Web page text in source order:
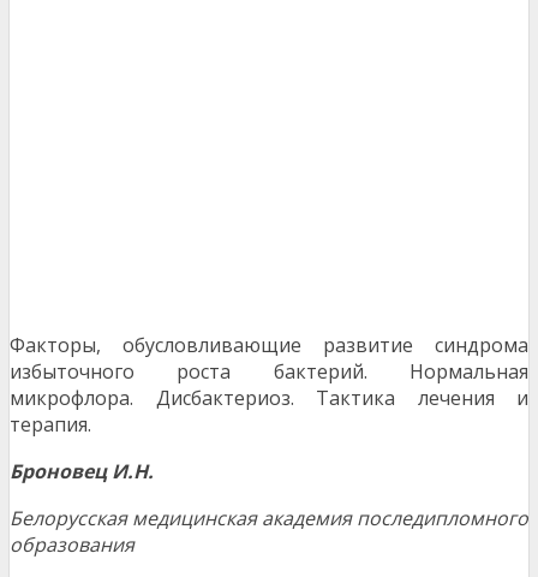
Факторы, обусловливающие развитие синдрома
избыточного роста бактерий. Нормальная
микрофлора. Дисбактериоз. Тактика лечения и
терапия.
Броновец И.Н.
Белорусская медицинская академия последипломного
образования